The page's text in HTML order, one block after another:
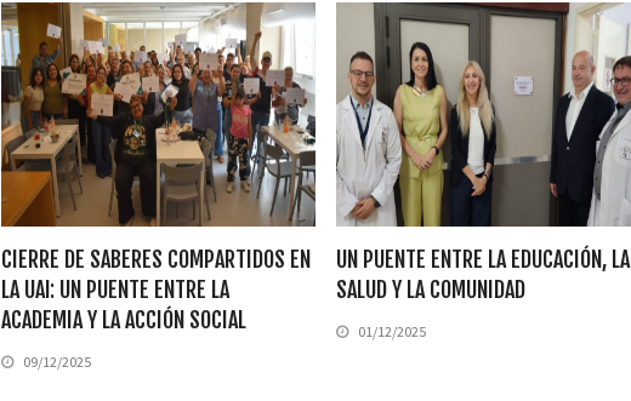
CIERRE DE SABERES COMPARTIDOS EN
LA UAI: UN PUENTE ENTRE LA
ACADEMIA Y LA ACCIÓN SOCIAL
09/12/2025
UN PUENTE ENTRE LA EDUCACIÓN, LA
SALUD Y LA COMUNIDAD
01/12/2025